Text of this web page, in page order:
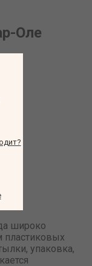
Оле
широко
пластиковых
упаковка,